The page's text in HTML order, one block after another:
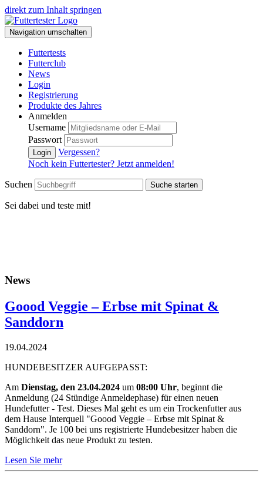
direkt zum Inhalt springen
Navigation umschalten
Futtertests
Futterclub
News
Login
Registrierung
Produkte des Jahres
Anmelden
Username
Passwort
Login
Vergessen?
Noch kein Futtertester? Jetzt anmelden!
Suchen Suche starten
Sei dabei und teste mit!
News
Goood Veggie – Erbse mit Spinat &
Sanddorn
19.04.2024
HUNDEBESITZER AUFGEPASST:
Am Dienstag, den 23.04.2024 um 08:00 Uhr, beginnt die
Anmeldung (24 Stündige Anmeldephase) für einen neuen
Hundefutter - Test. Dieses Mal geht es um ein Trockenfutter aus
dem Hause Interquell "Goood Veggie – Erbse mit Spinat &
Sanddorn". Je 100 bei uns registrierte Hundebesitzer haben die
Möglichkeit das neue Produkt zu testen.
Lesen Sie mehr